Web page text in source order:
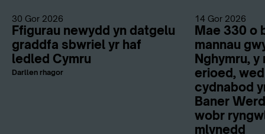
30 Gor 2026
Ffigurau newydd yn datgelu
graddfa sbwriel yr haf
ledled Cymru
Darllen rhagor
14 Gor 2026
Mae 330 o
mannau
Nghymru,
erioed,
cydnabod
Baner
wobr
mlynedd